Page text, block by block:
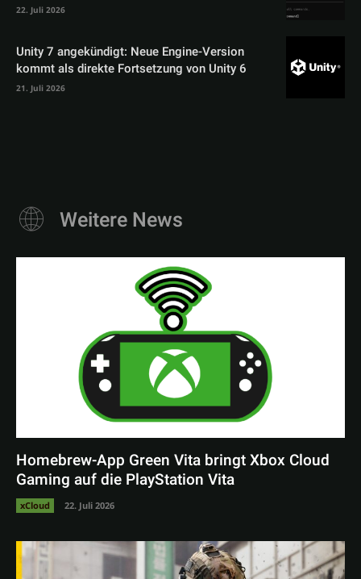
22. Juli 2026
Unity 7 angekündigt: Neue Engine-Version
kommt als direkte Fortsetzung von Unity 6
21. Juli 2026
Weitere News
Homebrew-App Green Vita bringt Xbox Cloud
Gaming auf die PlayStation Vita
xCloud 22. Juli 2026